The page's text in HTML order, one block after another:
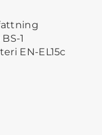
1
EN-EL15c